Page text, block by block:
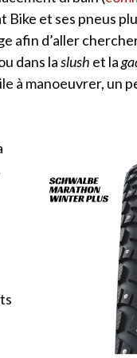
Bike et ses pneus
afin d’aller
dans laslush et la
à manoeuvrer, un